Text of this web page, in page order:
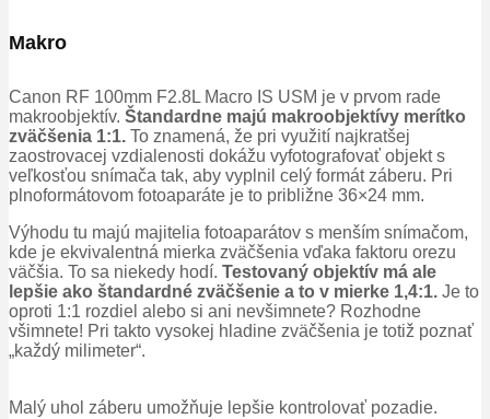
Makro
Canon RF 100mm F2.8L Macro IS USM je v prvom rade
makroobjektív. Štandardne majú makroobjektívy merítko
zväčšenia 1:1. To znamená, že pri využití najkratšej
zaostrovacej vzdialenosti dokážu vyfotografovať objekt s
veľkosťou snímača tak, aby vyplnil celý formát záberu. Pri
plnoformátovom fotoaparáte je to približne 36×24 mm.
Výhodu tu majú majitelia fotoaparátov s menším snímačom,
kde je ekvivalentná mierka zväčšenia vďaka faktoru orezu
väčšia. To sa niekedy hodí. Testovaný objektív má ale
lepšie ako štandardné zväčšenie a to v mierke 1,4:1. Je to
oproti 1:1 rozdiel alebo si ani nevšimnete? Rozhodne
všimnete! Pri takto vysokej hladine zväčšenia je totiž poznať
„každý milimeter“.
Malý uhol záberu umožňuje lepšie kontrolovať pozadie.